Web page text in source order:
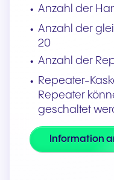
Anzahl der
Anzahl der
20
Anzahl der
Repeater-
Repeater
geschaltet
Information